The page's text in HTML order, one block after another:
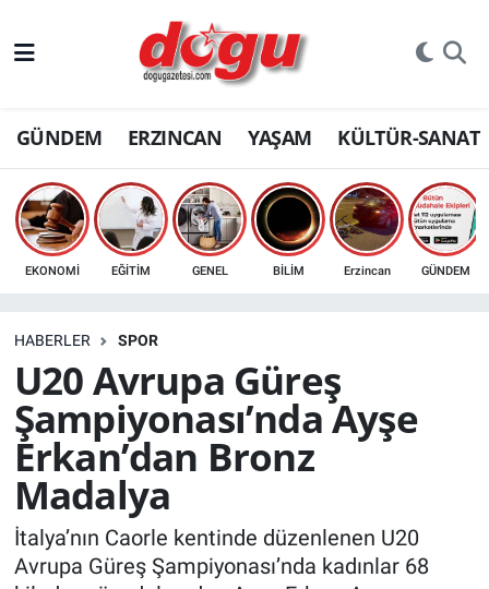
GÜNDEM ERZINCAN YAŞAM KÜLTÜR-SANAT
EKONOMİ EĞİTİM GENEL BİLİM Erzincan GÜNDEM
HABERLER SPOR
U20 Avrupa Güreş
Şampiyonası’nda Ayşe
Erkan’dan Bronz
Madalya
İtalya’nın Caorle kentinde düzenlenen U20
Avrupa Güreş Şampiyonası’nda kadınlar 68
ERZINCAN
GÜNDEM
ERZİNCAN FOTOĞRAFLARI
SAĞLIK
Bilim, teknoloji
GENEL
KÜLTÜR-SANAT
Yerel Haber